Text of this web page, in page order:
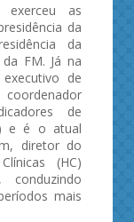
exerceu as
da
da
FM. Já na
de
coordenador
de
e é o atual
diretor do
(HC)
mais